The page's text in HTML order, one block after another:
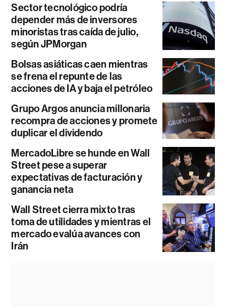
Sector tecnológico podría
depender más de inversores
minoristas tras caída de julio,
según JPMorgan
Bolsas asiáticas caen mientras
se frena el repunte de las
acciones de IA y baja el petróleo
Grupo Argos anuncia millonaria
recompra de acciones y promete
duplicar el dividendo
MercadoLibre se hunde en Wall
Street pese a superar
expectativas de facturación y
ganancia neta
Wall Street cierra mixto tras
toma de utilidades y mientras el
mercado evalúa avances con
Irán